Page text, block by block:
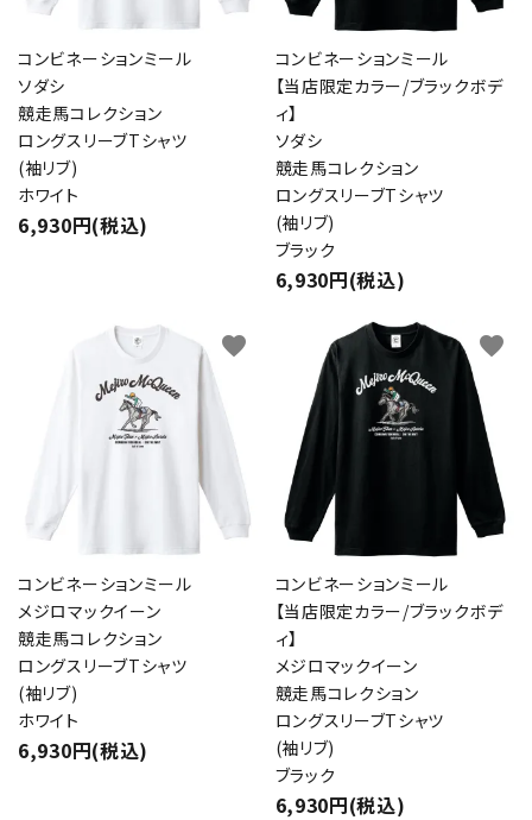
コンビネーションミール
ソダシ
競走馬コレクション
ロングスリーブTシャツ
(袖リブ)
ホワイト
6,930円(税込)
コンビネーションミール
【当店限定カラー/ブラックボデ
ィ】
ソダシ
競走馬コレクション
ロングスリーブTシャツ
(袖リブ)
ブラック
6,930円(税込)
コンビネーションミール
メジロマックイーン
競走馬コレクション
ロングスリーブTシャツ
(袖リブ)
ホワイト
6,930円(税込)
favorite
コンビネーションミール
【当店限定カラー/ブラックボデ
ィ】
メジロマックイーン
競走馬コレクション
ロングスリーブTシャツ
(袖リブ)
ブラック
6,930円(税込)
favorite